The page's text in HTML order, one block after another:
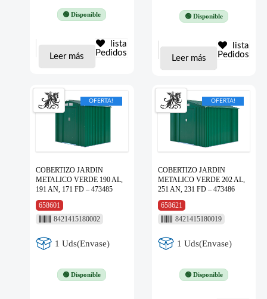
🟢 Disponible
Leer más
lista
Pedidos
🟢 Disponible
Leer más
lista
Pedidos
OFERTA!
COBERTIZO JARDIN
METALICO VERDE 190 AL,
191 AN, 171 FD – 473485
658601
8421415180002
1 Uds(Envase)
🟢 Disponible
OFERTA!
COBERTIZO JARDIN
METALICO VERDE 202 AL,
251 AN, 231 FD – 473486
658621
8421415180019
1 Uds(Envase)
🟢 Disponible